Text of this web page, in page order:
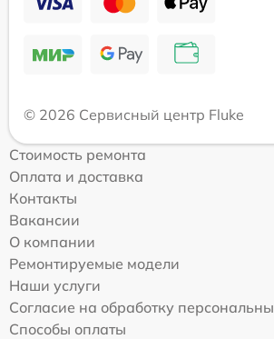
© 2026 Сервисный центр Fluke
Стоимость ремонта
Оплата и доставка
Контакты
Вакансии
О компании
Ремонтируемые модели
Наши услуги
Согласие на обработку
Способы оплаты